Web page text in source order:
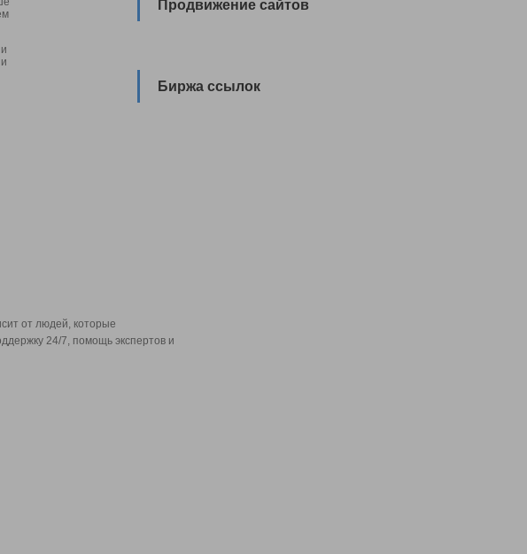
Продвижение сайтов
Биржа ссылок
от людей, которые
24/7, помощь экспертов и